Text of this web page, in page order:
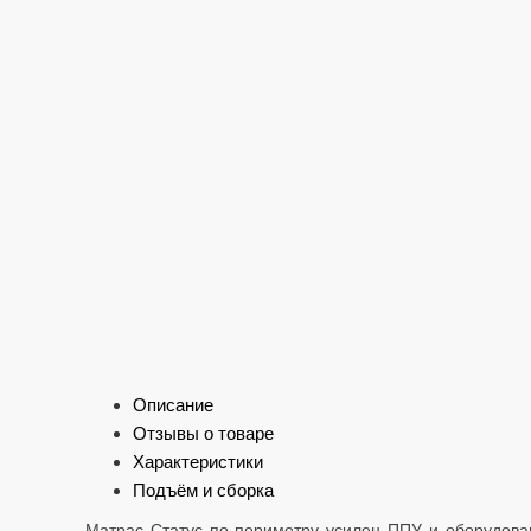
Описание
Отзывы о товаре
Характеристики
Подъём и сборка